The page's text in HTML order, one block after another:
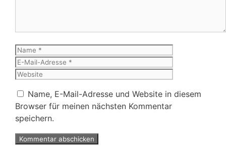
Name
Name, E-Mail-Adresse und Website in diesem
Browser für meinen nächsten Kommentar
speichern.